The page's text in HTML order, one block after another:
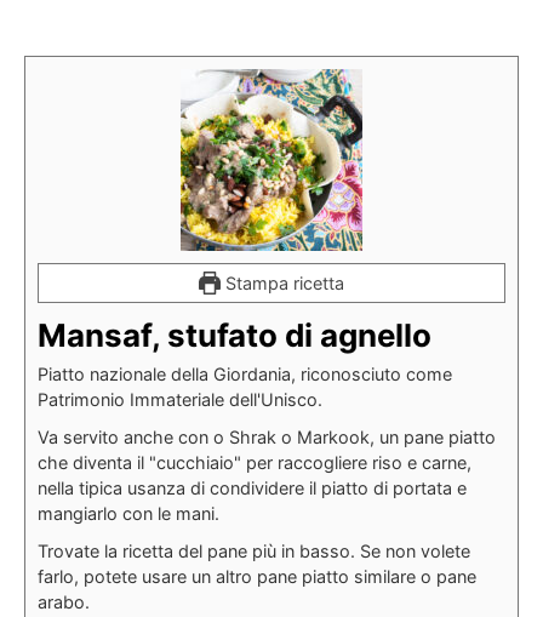
Stampa ricetta
Mansaf, stufato di agnello
Piatto nazionale della Giordania, riconosciuto come
Patrimonio Immateriale dell'Unisco.
Va servito anche con o Shrak o Markook, un pane piatto
che diventa il "cucchiaio" per raccogliere riso e carne,
nella tipica usanza di condividere il piatto di portata e
mangiarlo con le mani.
Trovate la ricetta del pane più in basso. Se non volete
farlo, potete usare un altro pane piatto similare o pane
arabo.